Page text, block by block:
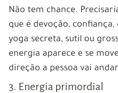
Não tem chance.
que é devoção,
yoga secreta, sutil ou
energia aparece e se
direção a pessoa vai
3. Energia primordial